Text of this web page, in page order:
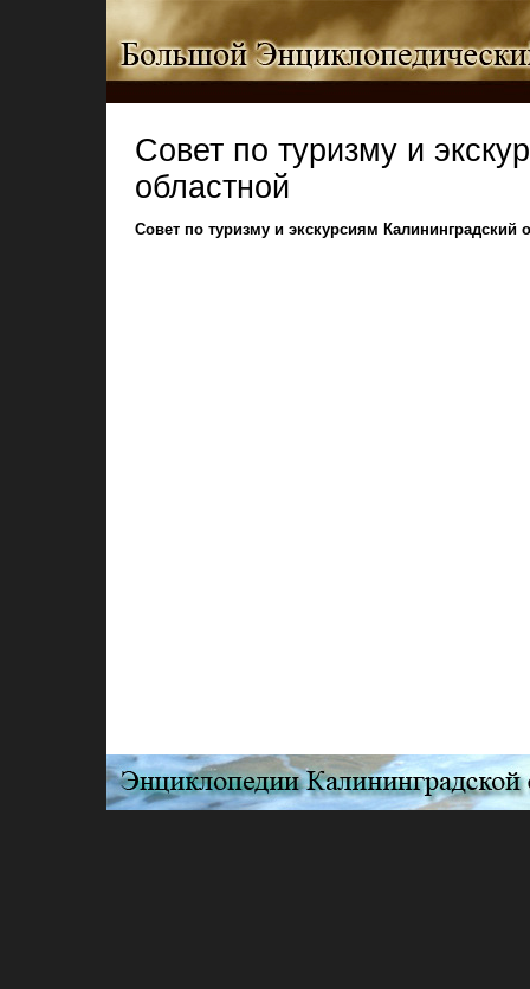
Совет по туризму и
областной
Совет по туризму и экскурсиям Калининградский